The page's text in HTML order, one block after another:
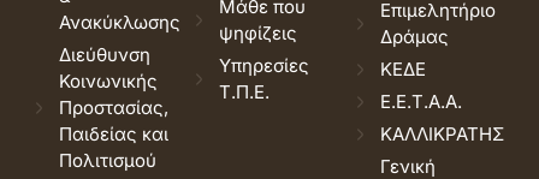
Ανακύκλωσης
Διεύθυνση
Κοινωνικής
Προστασίας,
Παιδείας και
Πολιτισμού
Μάθε που
ψηφίζεις
Υπηρεσίες
Τ.Π.Ε.
Επιμελητήριο
Δράμας
ΚΕΔΕ
Ε.Ε.Τ.Α.Α.
ΚΑΛΛΙΚΡΑΤΗΣ
Γενική